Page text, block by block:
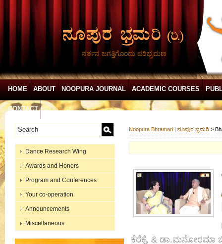
ನರ್ತನ ಜಗತ್ತಿಗೊಂದು ಪರಿಭ್ರಮಣ
HOME ABOUT NOOPURA JOURNAL ACADEMIC COURSES
CONTACT
Dance Research Wing
Awards and Honors
Program and Conferences
Your co-operation
Announcements
Miscellaneous
Noopura Bhramari | ನೂಪುರ ಭ್ರಮರಿ >
ಕೆರೆಕೈ, & ಡಾ.ಮನೋರಮಾ